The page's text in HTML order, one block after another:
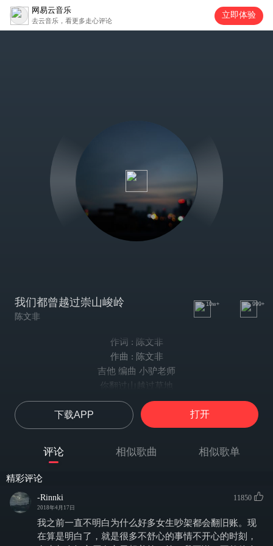
网易云音乐
去云音乐，看更多走心评论
立即体验
我们都曾越过崇山峻岭
陈文非
10w+ 999+
作词 : 陈文非
作曲 : 陈文非
吉他 编曲 小驴老师
你翻过山越过草地
告诉我你将远去
你教我如何想你
没有距离
又为何收拾了行李
却不见一封回信
我想我就应该去
下载APP 打开
评论 相似歌曲 相似歌单
精彩评论
-Rinnki
2018年4月17日
11850
我之前一直不明白为什么好多女生吵架都会翻旧账。现
在算是明白了，就是很多不舒心的事情不开心的时刻，